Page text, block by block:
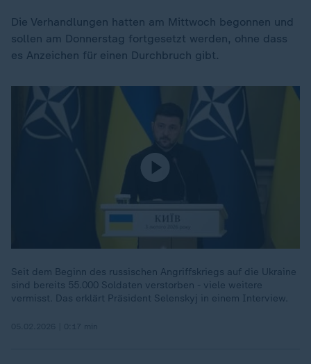
Die Verhandlungen hatten am Mittwoch begonnen und
sollen am Donnerstag fortgesetzt werden, ohne dass
es Anzeichen für einen Durchbruch gibt.
Seit dem Beginn des russischen Angriffskriegs auf die Ukraine
sind bereits 55.000 Soldaten verstorben - viele weitere
vermisst. Das erklärt Präsident Selenskyj in einem Interview.